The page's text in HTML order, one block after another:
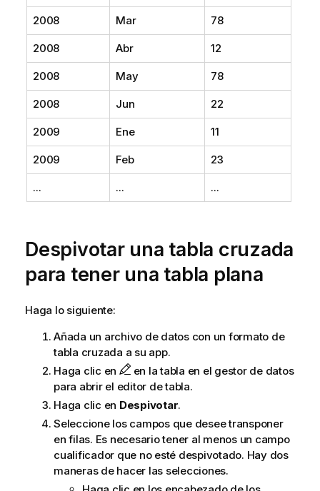
2008 Mar 78
2008 Abr 12
2008 May 78
2008 Jun 22
2009 Ene 11
2009 Feb 23
... ... ...
Despivotar una tabla cruzada
para tener una tabla plana
Haga lo siguiente:
Añada un archivo de datos con un formato de
tabla cruzada a su app.
Haga clic en
en la tabla en el gestor de datos
para abrir el editor de tabla.
Haga clic en Despivotar.
Seleccione los campos que desee transponer
en filas. Es necesario tener al menos un campo
cualificador que no esté despivotado. Hay dos
maneras de hacer las selecciones.